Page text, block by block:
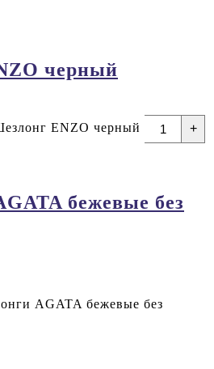
черный
ENZO черный
+
бежевые без
AGATA бежевые без